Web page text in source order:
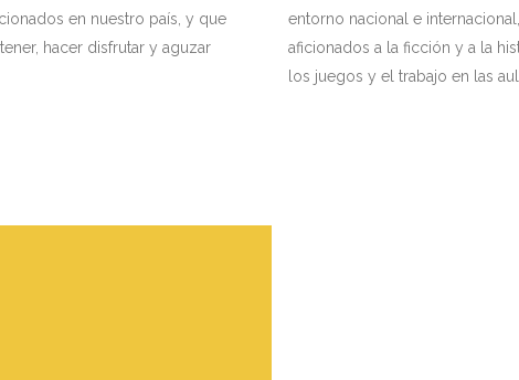
en nuestro país, y que
hacer disfrutar y aguzar
entorno nacional e
aficionados a la ficción y a la
los juegos y el trabajo en las